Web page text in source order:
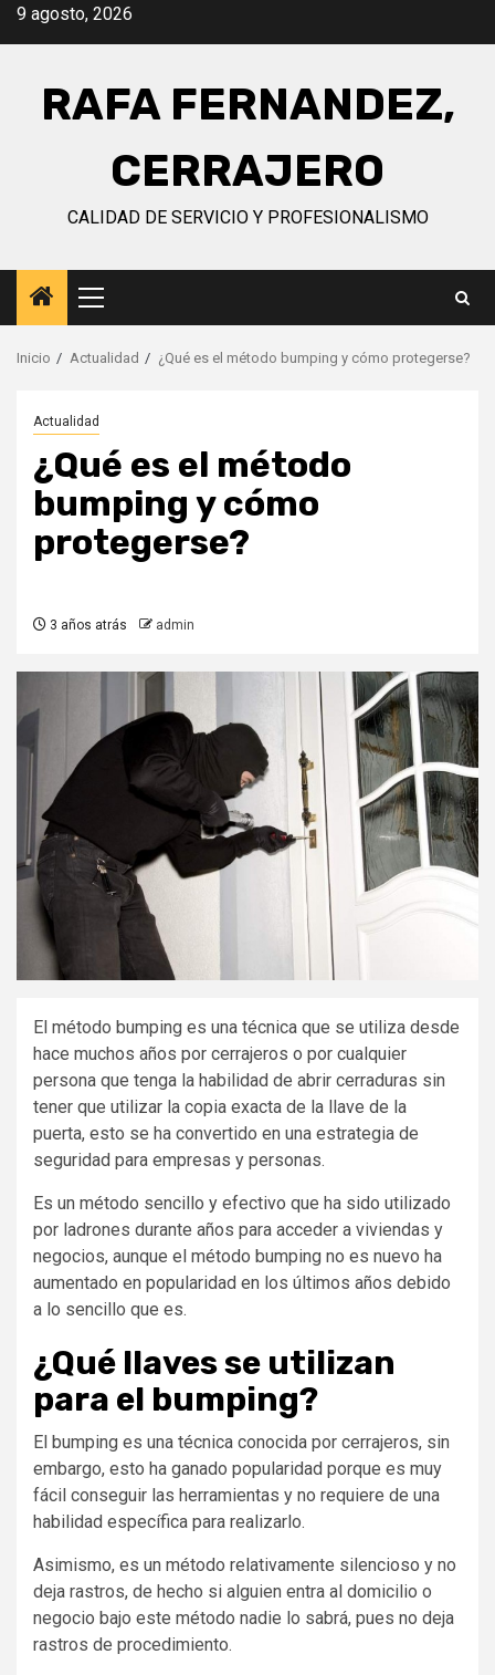
Saltar
9 agosto, 2026
RAFA FERNANDEZ,
CERRAJERO
CALIDAD DE SERVICIO Y PROFESIONALISMO
Menú
principal
Inicio Actualidad ¿Qué es el método bumping y cómo protegerse?
Actualidad
¿Qué es el método
bumping y cómo
protegerse?
3 años atrás admin
El método bumping es una técnica que se utiliza desde
hace muchos años por cerrajeros o por cualquier
persona que tenga la habilidad de abrir cerraduras sin
tener que utilizar la copia exacta de la llave de la
puerta, esto se ha convertido en una estrategia de
seguridad para empresas y personas.
Es un método sencillo y efectivo que ha sido utilizado
por ladrones durante años para acceder a viviendas y
negocios, aunque el método bumping no es nuevo ha
aumentado en popularidad en los últimos años debido
a lo sencillo que es.
¿Qué llaves se utilizan
para el bumping?
El bumping es una técnica conocida por cerrajeros, sin
embargo, esto ha ganado popularidad porque es muy
fácil conseguir las herramientas y no requiere de una
habilidad específica para realizarlo.
Asimismo, es un método relativamente silencioso y no
deja rastros, de hecho si alguien entra al domicilio o
negocio bajo este método nadie lo sabrá, pues no deja
rastros de procedimiento.